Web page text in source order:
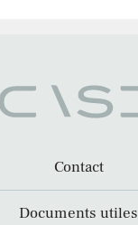
Contact
Documents utiles